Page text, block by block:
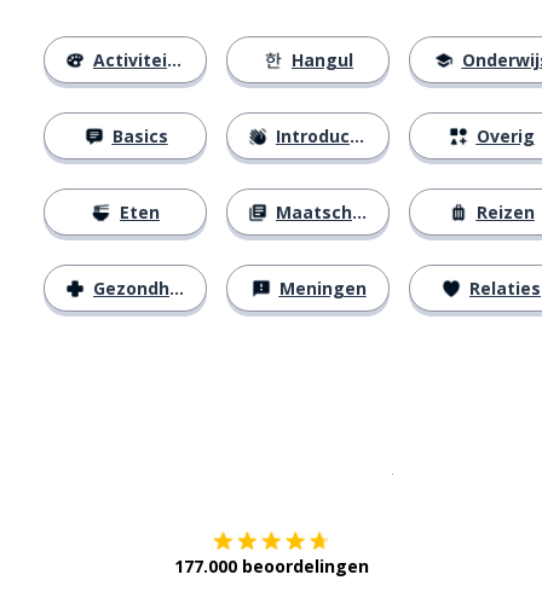
Activiteiten
Basics
Eten
Gezondheid
Hangul
Introducties
Maatschappij
Meningen
Overig
Reizen
Relaties
177.000 beoordelingen